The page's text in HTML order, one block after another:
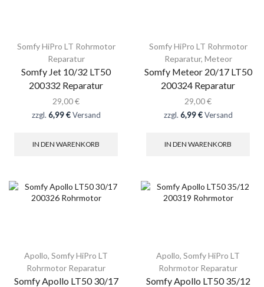
Somfy HiPro LT Rohrmotor
Reparatur
Somfy Jet 10/32 LT50
200332 Reparatur
29,00€
zzgl. 6,99 €Versand
IN DEN WARENKORB
Somfy HiPro LT Rohrmotor
Reparatur, Meteor
Somfy Meteor 20/17 LT50
200324 Reparatur
29,00€
zzgl. 6,99 €Versand
IN DEN WARENKORB
Apollo, Somfy HiPro LT
Rohrmotor Reparatur
Somfy Apollo LT50 30/17
Apollo, Somfy HiPro LT
Rohrmotor Reparatur
Somfy Apollo LT50 35/12